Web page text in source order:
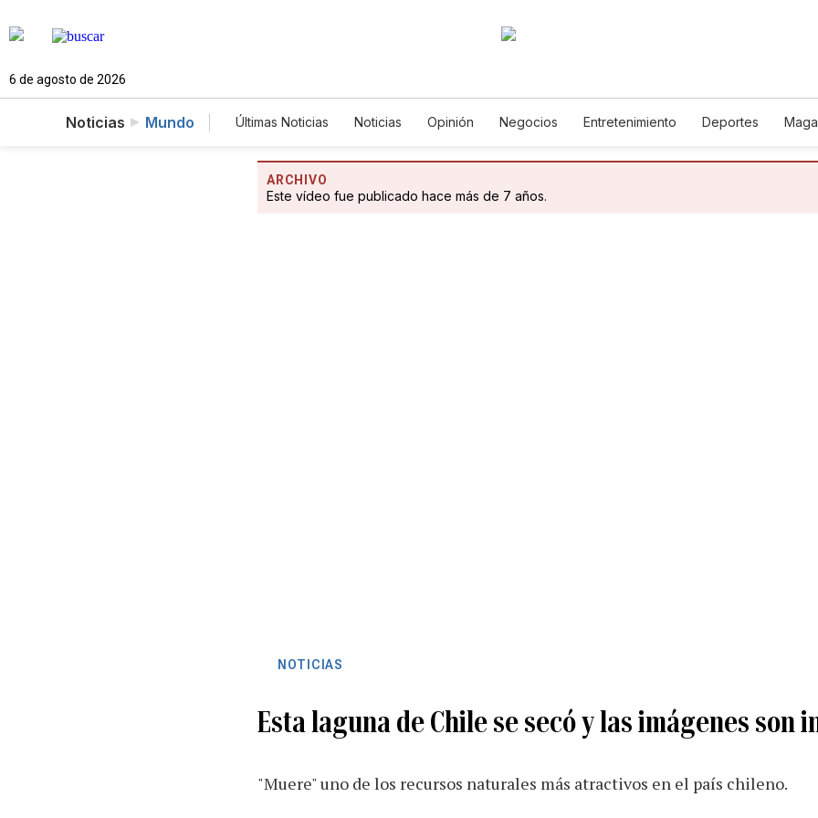
6 de agosto de 2026
Noticias Mundo Últimas Noticias Noticias Opinión Negocios Entretenimiento Deportes
ARCHIVO
Este vídeo fue publicado hace más de 7 años.
NOTICIAS
Esta laguna de Chile se secó y las imágenes son
"Muere" uno de los recursos naturales más atractivos en el país chileno.